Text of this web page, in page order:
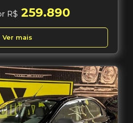
R$ 259.890
Ver mais